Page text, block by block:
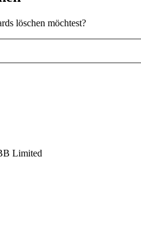
löschen möchtest?
Limited